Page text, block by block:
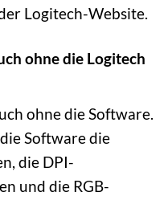
Logitech-Website.
ohne die Logitech
ohne die Software.
Software die
die DPI-
und die RGB-